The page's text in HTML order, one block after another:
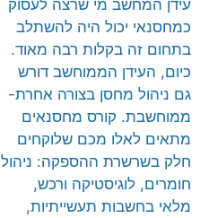
עידן המחשב מי שרצה לעסוק
כמחסנאי יכול היה להשתלב
בתחום זה בקלות רבה מאוד.
כיום, העידן הממוחשב דורש
גם ניהול מחסן בצורה אחרת-
ממוחשבת. קורס מחסנאים
מתאים לאלו מכם שלוקחים
חלק בשרשרת ההספקה: ניהול
חומרים, לוגיסטיקה ורכש,
מלאי בחשבות תעשייתיות,